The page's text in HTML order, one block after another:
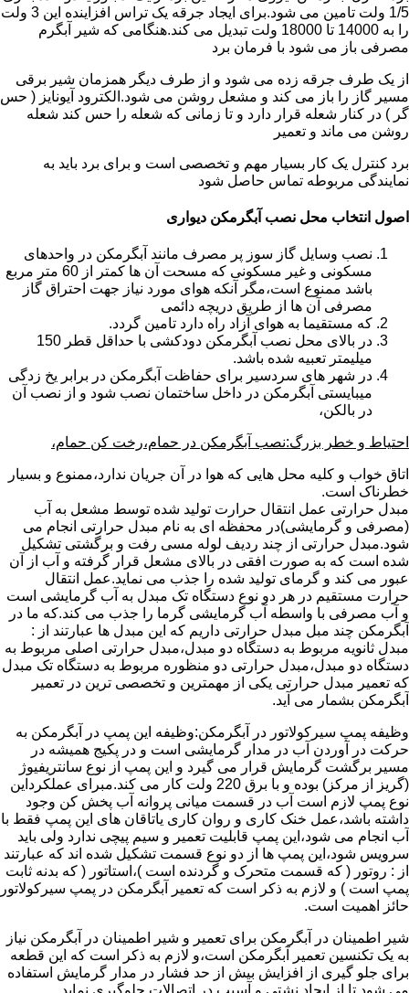
1/5 ولت تامین می شود.برای ایجاد جرقه یک تراس افزاینده این 3 ولت
را به 14000 تا 18000 ولت تبدیل می کند.هنگامی که شیر آبگرم
مصرفی باز می شود با فرمان برد
از یک طرف جرقه زده می شود و از طرف دیگر همزمان شیر برقی
مسیر گاز را باز می کند و مشعل روشن می شود.الکترود آیونایز ( حس
گر ) در کنار شعله قرار دارد و تا زمانی که شعله را حس کند شعله
روشن می ماند و تعمیر
برد کنترل یک کار بسیار مهم و تخصصی است و برای برد باید به
نمایندگی مربوطه تماس حاصل شود
اصول انتخاب محل نصب آبگرمکن دیواری
نصب وسایل گاز سوز پر مصرف مانند آبگرمکن در واحدهای
مسکونی و غیر مسکونی که مسحت آن ها کمتر از 60 متر مربع
باشد ممنوع است،مگر آنکه هوای مورد نیاز جهت احتراق گاز
مصرفی آن ها از طریق دریچه دائمی
که مستقیما به هوای آزاد راه دارد تامین گردد.
در بالای محل نصب آبگرمکن دودکشی با حداقل قطر 150
میلیمتر تعبیه شده باشد.
در شهر های سردسیر برای حفاظت آبگرمکن در برابر یخ زدگی
میبایستی آبگرمکن در داخل ساختمان نصب شود و از نصب آن
در بالکن،
احتیاط و خطر بزرگ:نصب آبگرمکن در حمام،رخت کن حمام،
اتاق خواب و کلیه محل هایی که هوا در آن جریان ندارد،ممنوع و بسیار
خطرناک است.
مبدل حرارتی عمل انتقال حرارت تولید شده توسط مشعل به آب
(مصرفی و گرمایشی)در محفظه ای به نام مبدل حرارتی انجام می
شود.مبدل حرارتی از چند ردیف لوله مسی رفت و برگشتی تشکیل
شده است که به صورت افقی در بالای مشعل قرار گرفته و آب از آن
عبور می کند و گرمای تولید شده را جذب می نماید.عمل انتقال
حرارت مستقیم در هر دو نوع دستگاه تک مبدل به آب گرمایشی است
و آب مصرفی با واسطه آب گرمایشی گرما را جذب می کند.که ما در
آبگرمکن چند مبل مبدل حرارتی داریم که این مبدل ها عبارتند از :
مبدل ثانویه مربوط به دستگاه دو مبدل،مبدل حرارتی اصلی مربوط به
دستگاه دو مبدل،مبدل حرارتی دو منظوره مربوط به دستگاه تک مبدل
که تعمیر مبدل حرارتی یکی از مهمترین و تخصصی ترین در تعمیر
آبگرمکن بشمار می آید.
وظیفه پمپ سیرکولاتور در آبگرمکن:وظیفه این پمپ در آبگرمکن به
حرکت در آوردن آب در مدار گرمایشی است و در پکیج همیشه در
مسیر برگشت گرمایش قرار می گیرد و این پمپ از نوع سانتریفیوژ
(گریز از مرکز) بوده و با برق 220 ولت کار می کند.مبرای عملکرداین
نوع پمپ لازم است آب در قسمت میانی پروانه آب پخش کن وجود
داشته باشد،عمل خنک کاری و روان کاری یاتاقان های این پمپ فقط با
آب انجام می شود،این پمپ قابلیت تعمیر و سیم پیچی ندارد ولی باید
سرویس شود،این پمپ ها از دو نوع قسمت تشکیل شده اند که عبارتند
از : روتور ( که قسمت متحرک و گردنده است )،استاتور ( که بدنه ثابت
پمپ است ) و لازم به ذکر است که تعمیر آبگرمکن در پمپ سیرکولاتور
حائز اهمیت است.
شیر اطمینان در آبگرمکن برای تعمیر و شیر اطمینان در آبگرمکن نیاز
به یک تکنسین تعمیر آبگرمکن است،و لازم به ذکر است که این قطعه
برای جلو گیری از افزایش بیش از حد فشار در مدار گرمایش استفاده